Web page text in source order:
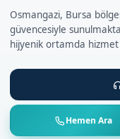
Osmangazi, Bursa
güvencesiyle
hijyenik ortamda hizmet
Hemen Ara